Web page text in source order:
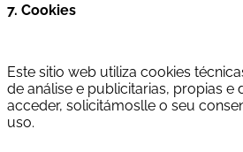
7. Cookies
Este sitio web utiliza cookies
de análise e publicitarias, propias e
acceder, solicitámoslle o seu
uso.